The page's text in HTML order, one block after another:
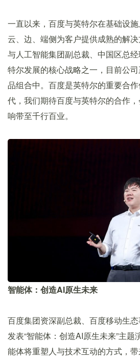
一直以来，百度与英特尔在基础设
云、边、端侧为客户提供成熟的解
与人工智能集团副总裁、中国区总
特尔发展的核心战略之一，目前公
品组合中。百度是英特尔的重要合
代，我们期待百度与英特尔的合作
响带至千行百业。
智能体：创造AI原生未来
百度集团资深副总裁、百度移动生
发表“智能体：创造AI原生未来”主题
能体将重塑人与技术互动的方式，